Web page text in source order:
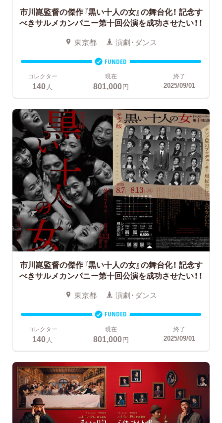
市川崑監督の傑作『黒い十人の女』の舞台化！ 記念す
べきサルメカンパニー第十回公演を成功させたい！！
東京都 演劇・ダンス
FUNDED
コレクター
140人
現在
801,000円
終了
2025/09/01
市川崑監督の傑作『黒い十人の女』の舞台化！ 記念す
べきサルメカンパニー第十回公演を成功させたい！！
東京都 演劇・ダンス
FUNDED
コレクター
140 人
現在
801,000円
終了
2025/09/01